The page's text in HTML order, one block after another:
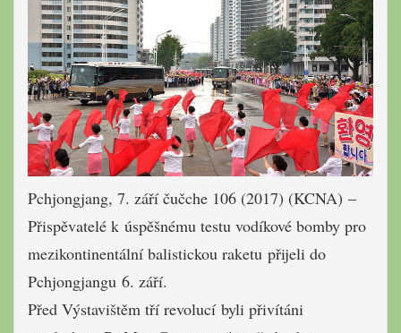
Pchjongjang, 7. září čučche 106 (2017) (KCNA) –
Přispěvatelé k úspěšnému testu vodíkové bomby pro
mezikontinentální balistickou raketu přijeli do
Pchjongjangu 6. září.
Před Výstavištěm tří revolucí byli přivítáni